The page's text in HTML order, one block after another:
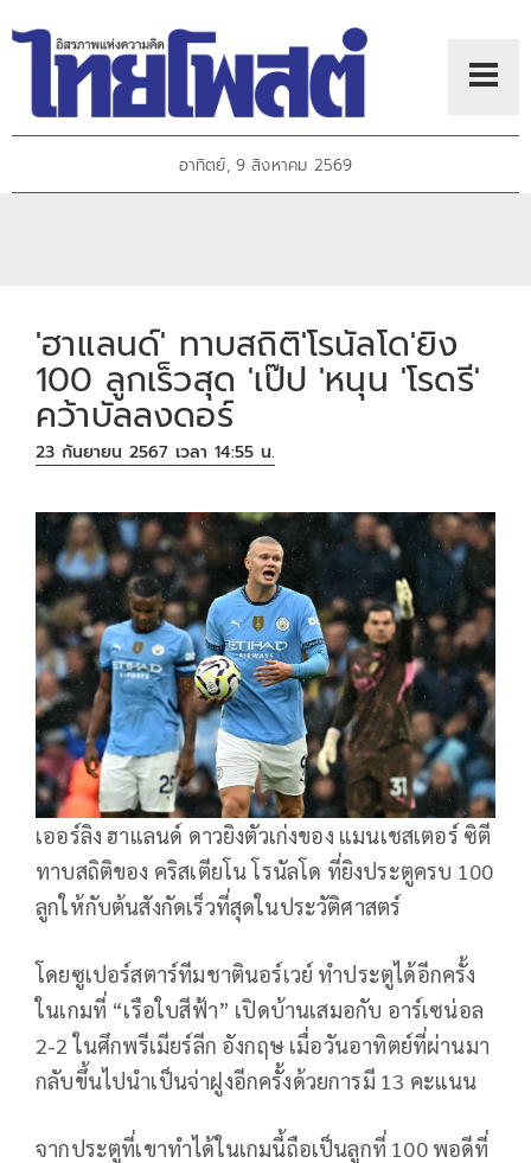
อาทิตย์, 9 สิงหาคม 2569
'ฮาแลนด์' ทาบสถิติ'โรนัลโด'ยิง
100 ลูกเร็วสุด 'เป๊ป 'หนุน 'โรดรี'
คว้าบัลลงดอร์
23 กันยายน 2567 เวลา 14:55 น.
เออร์ลิง ฮาแลนด์ ดาวยิงตัวเก่งของ แมนเชสเตอร์ ซิตี
ทาบสถิติของ คริสเตียโน โรนัลโด ที่ยิงประตูครบ 100
ลูกให้กับต้นสังกัดเร็วที่สุดในประวัติศาสตร์
โดยซูเปอร์สตาร์ทีมชาตินอร์เวย์ ทำประตูได้อีกครั้ง
ในเกมที่ “เรือใบสีฟ้า” เปิดบ้านเสมอกับ อาร์เซน่อล
2-2 ในศึกพรีเมียร์ลีก อังกฤษ เมื่อวันอาทิตย์ที่ผ่านมา
กลับขึ้นไปนำเป็นจ่าฝูงอีกครั้งด้วยการมี 13 คะแนน
จากประตูที่เขาทำได้ในเกมนี้ถือเป็นลูกที่ 100 พอดีที่